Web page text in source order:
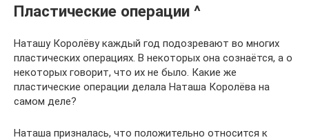
Пластические операции ^
Наташу Королёву каждый год подозревают во многих
пластических операциях. В некоторых она сознаётся, а о
некоторых говорит, что их не было. Какие же
пластические операции делала Наташа Королёва на
самом деле?
Наташа призналась, что положительно относится к